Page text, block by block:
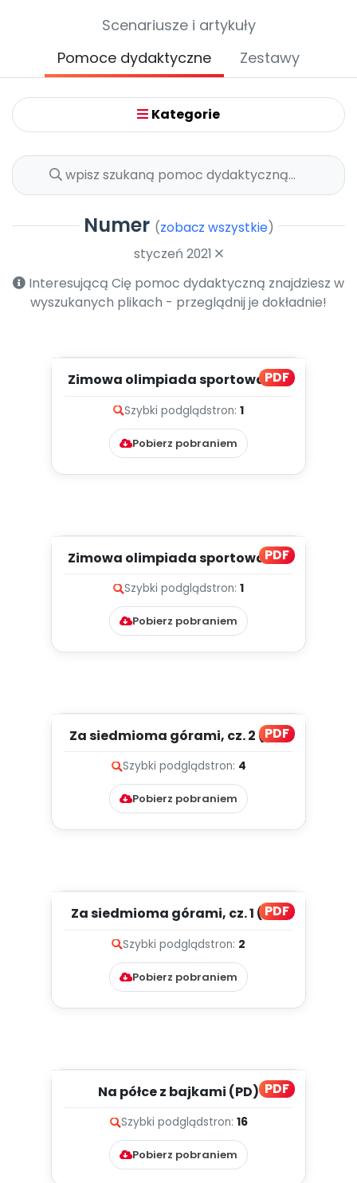
PromocjeScenariusze i artykuły
Pomoce dydaktyczne
Zestawy
Kategorie
Numer (zobacz wszystkie)
styczeń 2021
Interesującą Cię pomoc dydaktyczną znajdziesz w
wyszukanych plikach - przeglądnij je dokładnie!
PDF
Zimowa olimpiada sportowa, cz.
Szybki podglądstron: 1
Pobierz pobraniem
PDF
Zimowa olimpiada sportowa, cz.
Szybki podglądstron: 1
Pobierz pobraniem
PDF
Za siedmioma górami, cz. 2 (PD)
Szybki podglądstron: 4
Pobierz pobraniem
PDF
Za siedmioma górami, cz. 1 (PD)
Szybki podglądstron: 2
Pobierz pobraniem
PDF
Na półce z bajkami (PD)
Szybki podglądstron: 16
Pobierz pobraniem